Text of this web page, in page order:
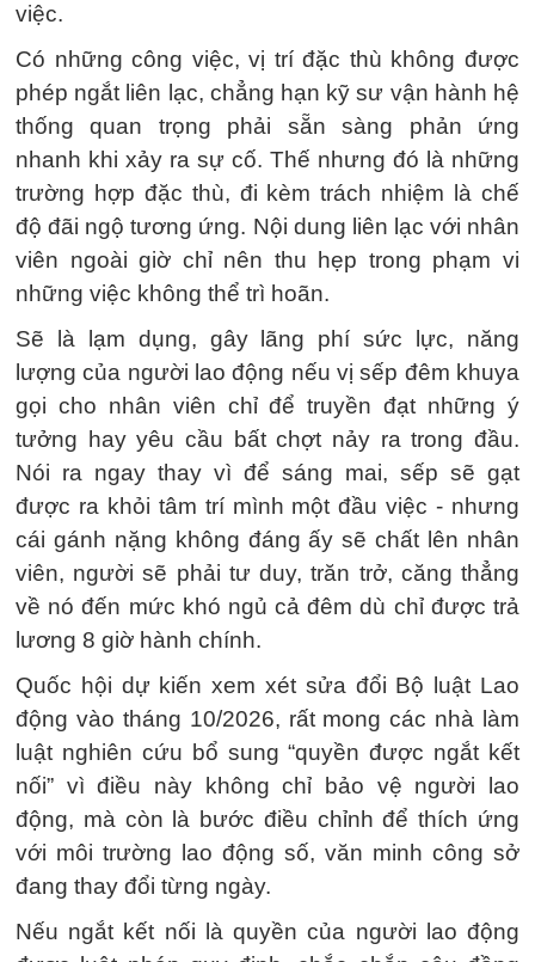
việc.
Có những công việc, vị trí đặc thù không được
phép ngắt liên lạc, chẳng hạn kỹ sư vận hành hệ
thống quan trọng phải sẵn sàng phản ứng
nhanh khi xảy ra sự cố. Thế nhưng đó là những
trường hợp đặc thù, đi kèm trách nhiệm là chế
độ đãi ngộ tương ứng. Nội dung liên lạc với nhân
viên ngoài giờ chỉ nên thu hẹp trong phạm vi
những việc không thể trì hoãn.
Sẽ là lạm dụng, gây lãng phí sức lực, năng
lượng của người lao động nếu vị sếp đêm khuya
gọi cho nhân viên chỉ để truyền đạt những ý
tưởng hay yêu cầu bất chợt nảy ra trong đầu.
Nói ra ngay thay vì để sáng mai, sếp sẽ gạt
được ra khỏi tâm trí mình một đầu việc - nhưng
cái gánh nặng không đáng ấy sẽ chất lên nhân
viên, người sẽ phải tư duy, trăn trở, căng thẳng
về nó đến mức khó ngủ cả đêm dù chỉ được trả
lương 8 giờ hành chính.
Quốc hội dự kiến xem xét sửa đổi Bộ luật Lao
động vào tháng 10/2026, rất mong các nhà làm
luật nghiên cứu bổ sung “quyền được ngắt kết
nối” vì điều này không chỉ bảo vệ người lao
động, mà còn là bước điều chỉnh để thích ứng
với môi trường lao động số, văn minh công sở
đang thay đổi từng ngày.
Nếu ngắt kết nối là quyền của người lao động